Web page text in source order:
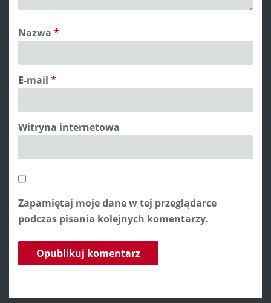
Nazwa *
E-mail *
Witryna internetowa
Zapamiętaj moje dane w tej przeglądarce
podczas pisania kolejnych komentarzy.